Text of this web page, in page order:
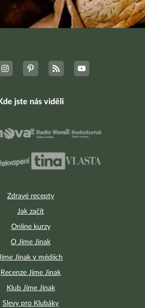
Zdravé recepty
Jak začít
Online kurzy
O Jíme Jinak
Jinak v médiích
Recenze Jíme Jinak
Klub Jíme Jinak
Slevy pro Klubáky
jste nás viděli